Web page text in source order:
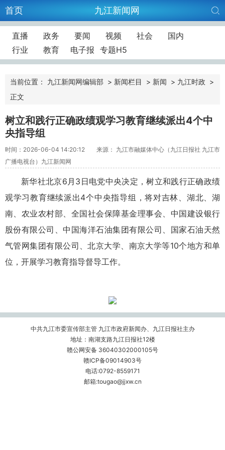
首页 九江新闻网
直播 政务 要闻 视频 社会
国内
行业
教育 电子报 专题H5
当前位置： 九江新闻网编辑部 > 新闻栏目 > 新闻 > 九江时政 >
正文
树立和践行正确政绩观学习教育继续派出4个中
央指导组
时间：2026-06-04 14:20:12
来源： 九江市融媒体中心（九江日报社 九江市
广播电视台）九江新闻网
新华社北京6月3日电党中央决定，树立和践行正确政绩
观学习教育继续派出4个中央指导组，将对吉林、湖北、湖
南、农业农村部、全国社会保障基金理事会、中国建设银行
股份有限公司、中国海洋石油集团有限公司、国家石油天然
气管网集团有限公司、北京大学、南京大学等10个地方和单
位，开展学习教育指导督导工作。
中共九江市委宣传部主管 九江市政府新闻办、九江日报社主办
地址：南湖支路九江日报社12楼
赣公网安备 36040302000105号
赣ICP备09014903号
电话:0792-8559171
邮箱:tougao@jjxw.cn